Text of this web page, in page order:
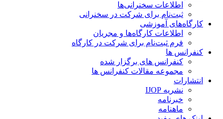
اطلاعات سخنرانی‌‌ها
ثبت‌نام برای شرکت در سخنرانی
کارگاه‌های آموزشی
اطلاعات کارگاه‌ها و مجریان
فرم ثبت‌نام برای شرکت در کارگاه
کنفرانس ها
کنفرانس های برگزار شده
مجموعه مقالات کنفرانس ها
انتشارات
نشریه IJOP
خبرنامه
ماهنامه